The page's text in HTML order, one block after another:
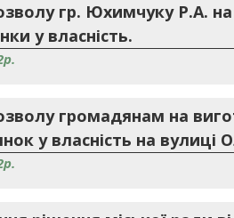
гр. Юхимчуку Р.А.
у власність.
громадянам на
у власність на вулиці